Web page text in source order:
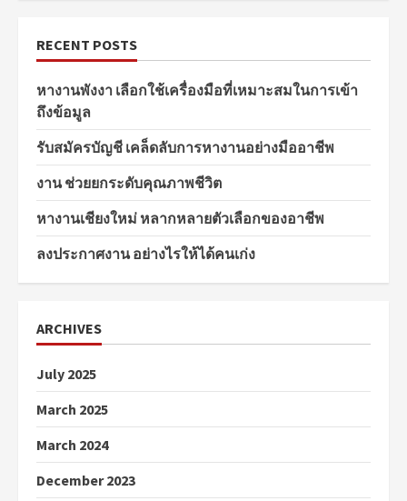
RECENT POSTS
หางานพังงา เลือกใช้เครื่องมือที่เหมาะสมในการเข้า
ถึงข้อมูล
รับสมัครบัญชี เคล็ดลับการหางานอย่างมืออาชีพ
งาน ช่วยยกระดับคุณภาพชีวิต
หางานเชียงใหม่ หลากหลายตัวเลือกของอาชีพ
ลงประกาศงาน อย่างไรให้ได้คนเก่ง
ARCHIVES
July 2025
March 2025
March 2024
December 2023